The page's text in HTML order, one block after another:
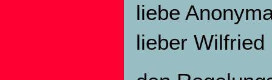
liebe
lieber Wilfried